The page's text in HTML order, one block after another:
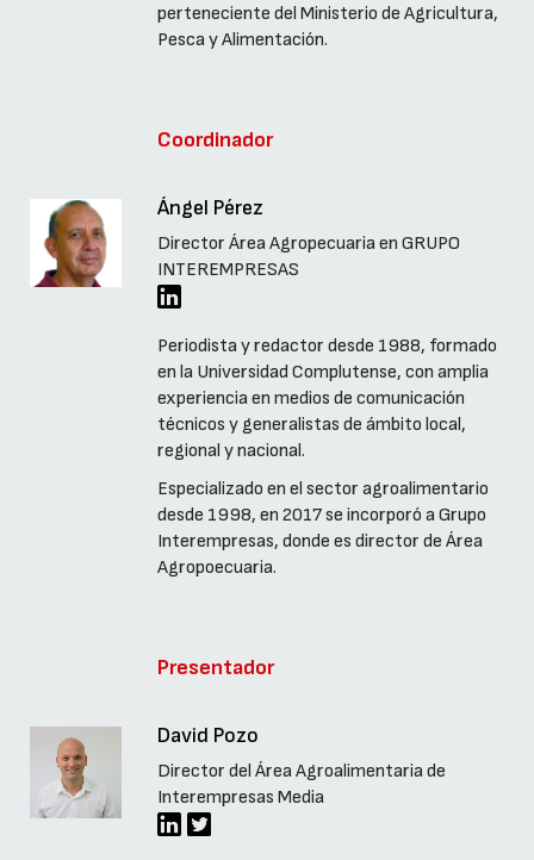
perteneciente del Ministerio de Agricultura,
Pesca y Alimentación.
Coordinador
Ángel Pérez
Director Área Agropecuaria en GRUPO
INTEREMPRESAS
Periodista y redactor desde 1988, formado
en la Universidad Complutense, con amplia
experiencia en medios de comunicación
técnicos y generalistas de ámbito local,
regional y nacional.
Especializado en el sector agroalimentario
desde 1998, en 2017 se incorporó a Grupo
Interempresas, donde es director de Área
Agropoecuaria.
Presentador
David Pozo
Director del Área Agroalimentaria de
Interempresas Media